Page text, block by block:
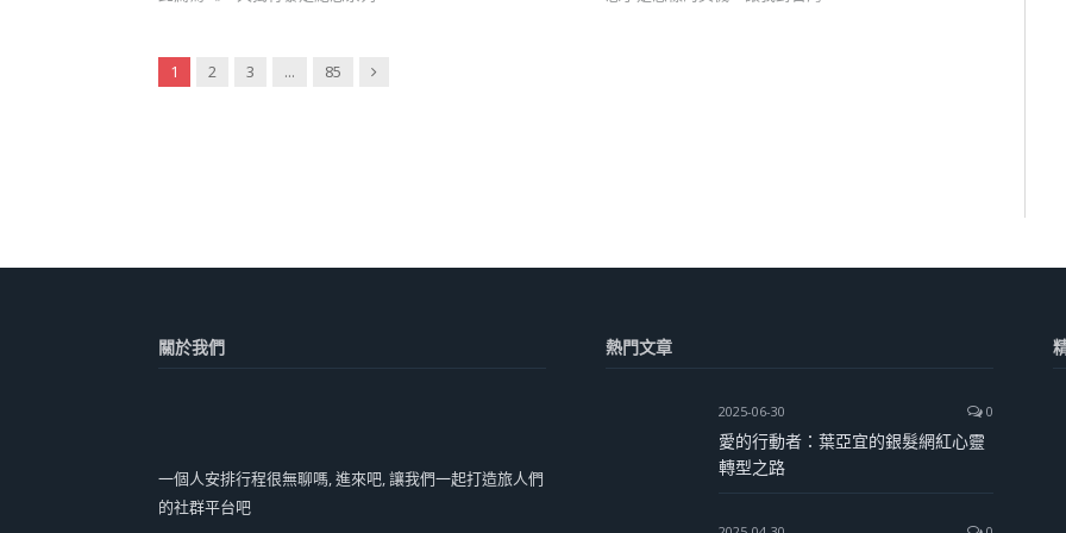
1 2 3 ... 85 Next
關於我們
一個人安排行程很無聊嗎, 進來吧, 讓我們一起打造旅人們
的社群平台吧
熱門文章
2025-06-30 0
愛的行動者：葉亞宜的銀髮網紅心靈
轉型之路